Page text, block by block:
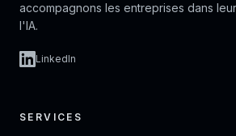
accompagnons les entreprises dans
l'IA.
LinkedIn
SERVICES